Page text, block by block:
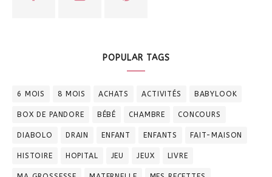
POPULAR TAGS
6 MOIS 8 MOIS ACHATS ACTIVITÉS BABYLOOK
BOX DE PANDORE BÉBÉ CHAMBRE CONCOURS
DIABOLO DRAIN ENFANT ENFANTS FAIT-MAISON
HISTOIRE HOPITAL JEU JEUX LIVRE